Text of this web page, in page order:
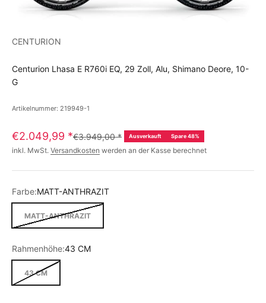
CENTURION
Centurion Lhasa E R760i EQ, 29 Zoll, Alu, Shimano Deore, 10-
G
Artikelnummer: 219949-1
€2.049,99 *€3.949,00* Ausverkauft Spare 48%
inkl. MwSt. Versandkosten werden an der Kasse berechnet
Farbe:MATT-ANTHRAZIT
MATT-ANTHRAZIT
Rahmenhöhe:43 CM
43 CM